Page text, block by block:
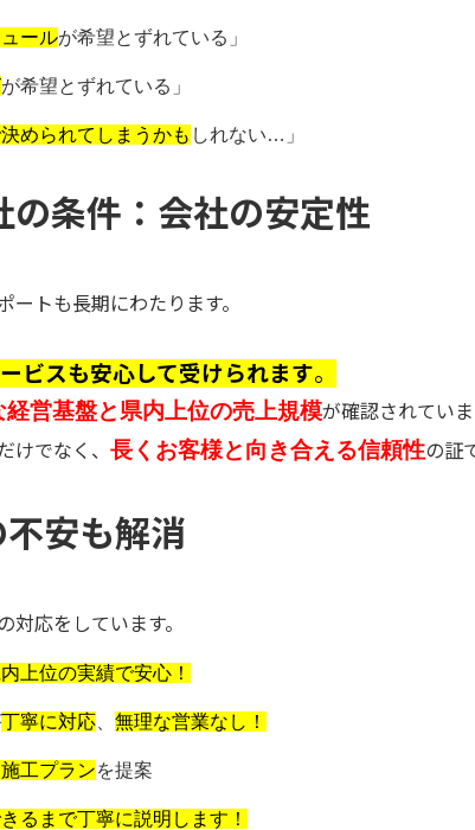
ールが希望とずれている」
が希望とずれている」
められてしまうかも しれない…」
条件：会社の安定性
トも長期にわたります。
ビスも安心して受けられます。
経営基盤と県内上位の売上規模が確認されていま
けでなく、 長くお客様と向き合える信頼性の証
安も解消
応をしています。
上位の実績で安心！
丁寧に対応 無理な営業なし！
工プランを提案
るまで丁寧に説明します！